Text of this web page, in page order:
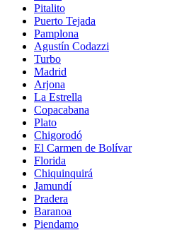
Pitalito
Puerto Tejada
Pamplona
Agustín Codazzi
Turbo
Madrid
Arjona
La Estrella
Copacabana
Plato
Chigorodó
El Carmen de Bolívar
Florida
Chiquinquirá
Jamundí
Pradera
Baranoa
Piendamo